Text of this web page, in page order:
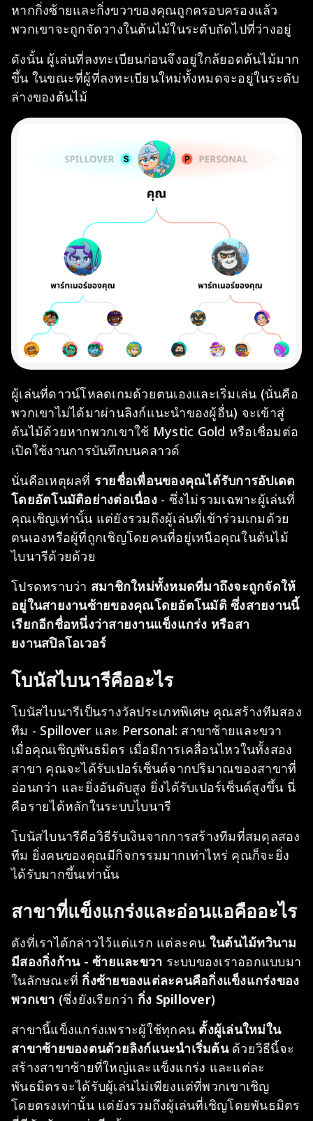
หากกิ่งซ้ายและกิ่งขวาของคุณถูกครอบครองแล้ว
พวกเขาจะถูกจัดวางในต้นไม้ในระดับถัดไปที่ว่างอยู่
ดังนั้น ผู้เล่นที่ลงทะเบียนก่อนจึงอยู่ใกล้ยอดต้นไม้มาก
ขึ้น ในขณะที่ผู้ที่ลงทะเบียนใหม่ทั้งหมดจะอยู่ในระดับ
ล่างของต้นไม้
ผู้เล่นที่ดาวน์โหลดเกมด้วยตนเองและเริ่มเล่น (นั่นคือ
พวกเขาไม่ได้มาผ่านลิงก์แนะนำของผู้อื่น) จะเข้าสู่
ต้นไม้ด้วยหากพวกเขาใช้ Mystic Gold หรือเชื่อมต่อ
เปิดใช้งานการบันทึกบนคลาวด์
นั่นคือเหตุผลที่ รายชื่อเพื่อนของคุณได้รับการอัปเดต
โดยอัตโนมัติอย่างต่อเนื่อง- ซึ่งไม่รวมเฉพาะผู้เล่นที่
คุณเชิญเท่านั้น แต่ยังรวมถึงผู้เล่นที่เข้าร่วมเกมด้วย
ตนเองหรือผู้ที่ถูกเชิญโดยคนที่อยู่เหนือคุณในต้นไม้
ไบนารีด้วยด้วย
โปรดทราบว่า สมาชิกใหม่ทั้งหมดที่มาถึงจะถูกจัดให้
อยู่ในสายงานซ้ายของคุณโดยอัตโนมัติ ซึ่งสายงานนี้
เรียกอีกชื่อหนึ่งว่าสายงานแข็งแกร่ง หรือสา
ยงานสปิลโอเวอร์
โบนัสไบนารีคืออะไร
โบนัสไบนารีเป็นรางวัลประเภทพิเศษ คุณสร้างทีมสอง
ทีม - Spillover และ Personal: สาขาซ้ายและขวา
เมื่อคุณเชิญพันธมิตร เมื่อมีการเคลื่อนไหวในทั้งสอง
สาขา คุณจะได้รับเปอร์เซ็นต์จากปริมาณของสาขาที่
อ่อนกว่า และยิ่งอันดับสูง ยิ่งได้รับเปอร์เซ็นต์สูงขึ้น นี่
คือรายได้หลักในระบบไบนารี
โบนัสไบนารีคือวิธีรับเงินจากการสร้างทีมที่สมดุลสอง
ทีม ยิ่งคนของคุณมีกิจกรรมมากเท่าไหร่ คุณก็จะยิ่ง
ได้รับมากขึ้นเท่านั้น
สาขาที่แข็งแกร่งและอ่อนแอคืออะไร
ดังที่เราได้กล่าวไว้แต่แรก แต่ละคน ในต้นไม้ทวินาม
มีสองกิ่งก้าน - ซ้ายและขวา ระบบของเราออกแบบมา
ในลักษณะที่ กิ่งซ้ายของแต่ละคนคือกิ่งแข็งแกร่งของ
พวกเขา (ซึ่งยังเรียกว่า กิ่ง Spillover)
สาขานี้แข็งแกร่งเพราะผู้ใช้ทุกคน ตั้งผู้เล่นใหม่ใน
สาขาซ้ายของตนด้วยลิงก์แนะนำเริ่มต้นด้วยวิธีนี้จะ
สร้างสาขาซ้ายที่ใหญ่และแข็งแกร่ง และแต่ละ
พันธมิตรจะได้รับผู้เล่นไม่เพียงแต่ที่พวกเขาเชิญ
โดยตรงเท่านั้น แต่ยังรวมถึงผู้เล่นที่เชิญโดยพันธมิตร